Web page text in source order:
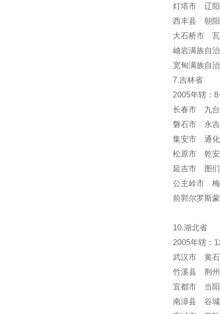
灯塔市 辽
西丰县 朝
大石桥市
岫岩满族自
宽甸满族自
7.吉林省
2005年辖：
长春市 九
磐石市 永
集安市 通
松原市 乾
延吉市 图
公主岭市
前郭尔罗斯
10.湖北省
2005年辖：
武汉市 黄
竹溪县 荆
宜都市 当
南漳县 谷